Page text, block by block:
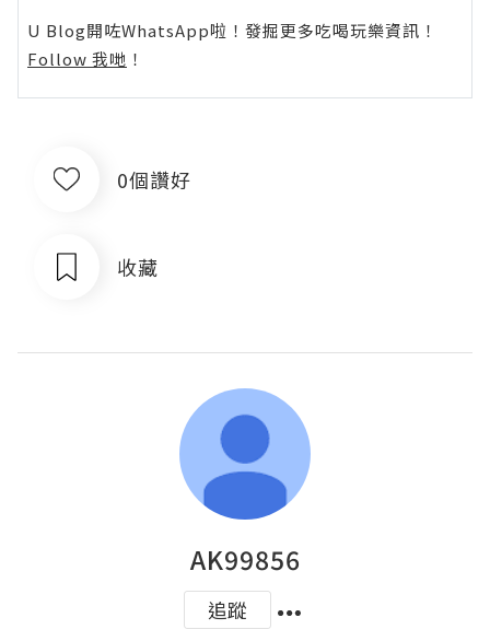
U Blog開咗WhatsApp啦！發掘更多吃喝玩樂資訊！
Follow 我哋 ！
0個讚好
收藏
AK99856
追蹤